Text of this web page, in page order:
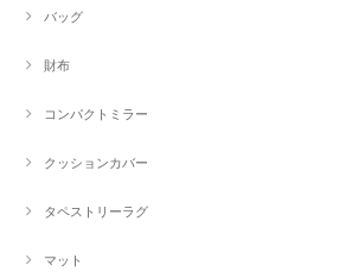
バッグ
財布
コンパクトミラー
クッションカバー
タペストリーラグ
マット